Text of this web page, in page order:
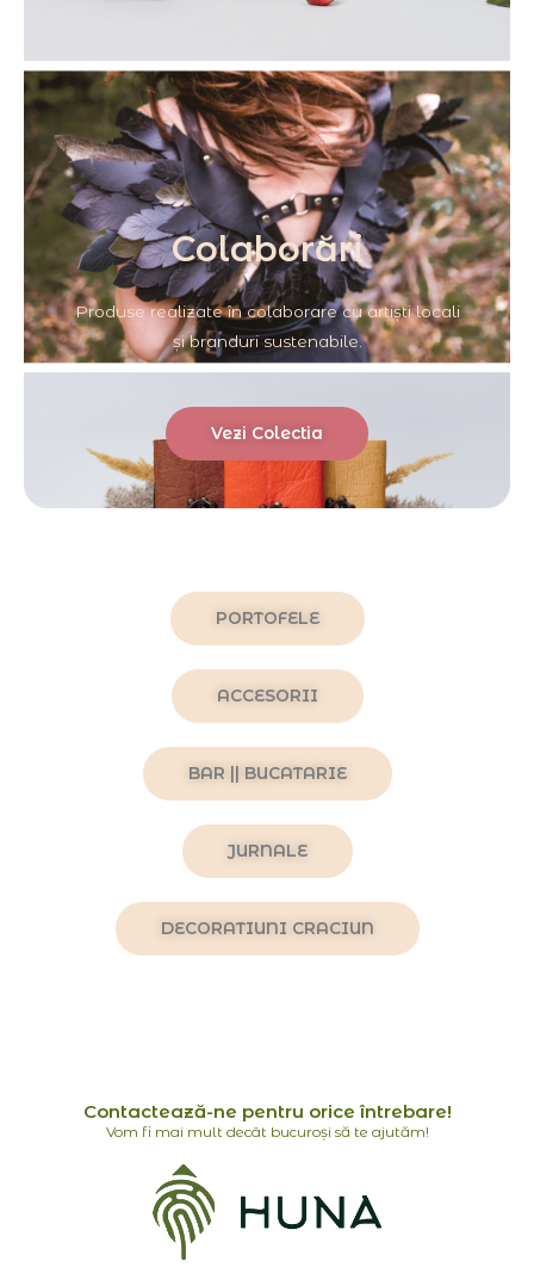
Colaborări
Produse realizate în colaborare cu artiști locali
și branduri sustenabile.
Vezi Colectia
PORTOFELE
ACCESORII
BAR || BUCATARIE
JURNALE
DECORATIUNI CRACIUN
Contactează-ne pentru orice întrebare!
Vom fi mai mult decât bucuroși să te ajutăm!